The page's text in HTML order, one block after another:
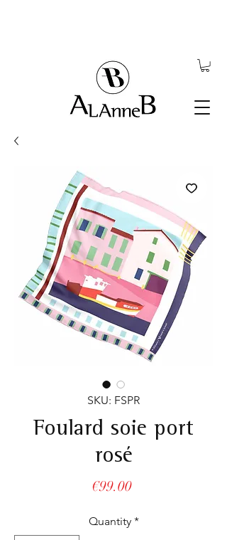
SKU: FSPR
Foulard soie port
rosé
€99.00Price
Quantity *